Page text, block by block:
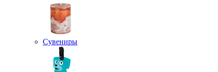
Сувениры